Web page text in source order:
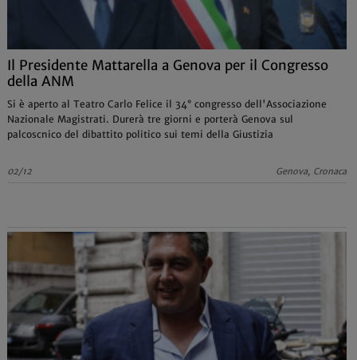
Il Presidente Mattarella a Genova per il Congresso
della ANM
Si è aperto al Teatro Carlo Felice il 34° congresso dell'Associazione
Nazionale Magistrati. Durerà tre giorni e porterà Genova sul
palcoscnico del dibattito politico sui temi della Giustizia
02/12 Genova, Cronaca